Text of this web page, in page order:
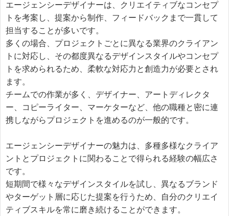
エージェンシーデザイナーは、クリエイティブなコンセプ
トを考案し、提案から制作、フィードバックまで一貫して
担当することが多いです。
多くの場合、プロジェクトごとに異なる業界のクライアン
トに対応し、その都度異なるデザインスタイルやコンセプ
トを求められるため、柔軟な対応力と創造力が必要とされ
ます。
チームでの作業が多く、デザイナー、アートディレクタ
ー、コピーライター、マーケターなど、他の職種と密に連
携しながらプロジェクトを進めるのが一般的です。
エージェンシーデザイナーの魅力は、多種多様なクライア
ントとプロジェクトに関わることで得られる経験の幅広さ
です。
短期間で様々なデザインスタイルを試し、異なるブランド
やターゲット層に応じた提案を行うため、自分のクリエイ
ティブスキルを常に磨き続けることができます。